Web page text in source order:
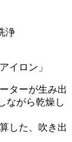
浄
イロン」
ターが生み出
ながら乾燥し
した、吹き出